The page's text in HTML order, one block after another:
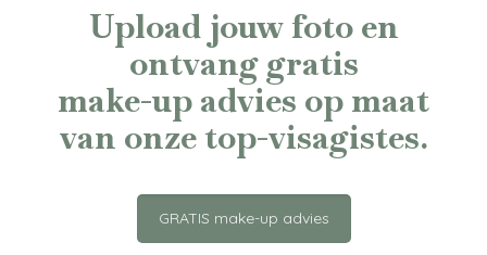
Upload jouw foto en
ontvang gratis
maat van onze top-
Upload jouw foto en
ontvang gratis
make-up advies op maat
van onze top-visagistes.
GRATIS make-up advies